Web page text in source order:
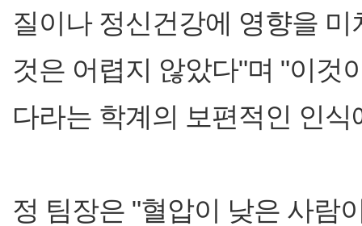
질이나 정신건강에 영향을
것은 어렵지 않았다"며 "이것
다라는 학계의 보편적인 인
정 팀장은 "혈압이 낮은 사람